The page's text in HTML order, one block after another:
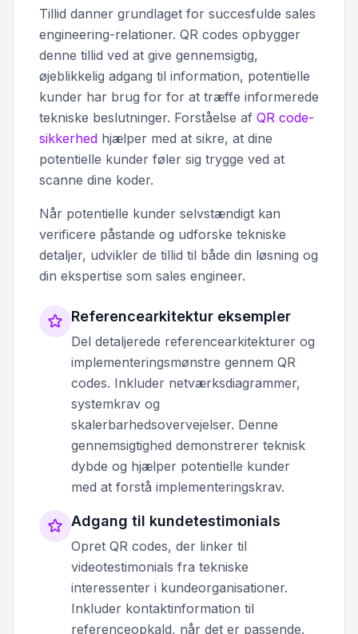
Tillid danner grundlaget for succesfulde sales
engineering-relationer. QR codes opbygger
denne tillid ved at give gennemsigtig,
øjeblikkelig adgang til information, potentielle
kunder har brug for for at træffe informerede
tekniske beslutninger. Forståelse af QR code-
sikkerhed hjælper med at sikre, at dine
potentielle kunder føler sig trygge ved at
scanne dine koder.
Når potentielle kunder selvstændigt kan
verificere påstande og udforske tekniske
detaljer, udvikler de tillid til både din løsning og
din ekspertise som sales engineer.
Referencearkitektur eksempler
Del detaljerede referencearkitekturer og
implementeringsmønstre gennem QR
codes. Inkluder netværksdiagrammer,
systemkrav og
skalerbarhedsovervejelser. Denne
gennemsigtighed demonstrerer teknisk
dybde og hjælper potentielle kunder
med at forstå implementeringskrav.
Adgang til kundetestimonials
Opret QR codes, der linker til
videotestimonials fra tekniske
interessenter i kundeorganisationer.
Inkluder kontaktinformation til
referenceopkald, når det er passende.